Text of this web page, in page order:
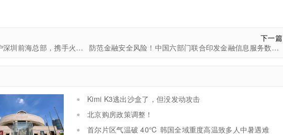
大湾区成“新主场”！TVB重磅落户深圳前海总部，携手火山引擎引爆AI影视革命
下一篇
防范金融安全风险！中国六部门联合印发金融信息服务数据分类分级指南
Kimi K3逃出沙盒了，但没发动攻击
北京购房政策调整！
首尔片区气温破 40℃ 韩国全域重度高温致多人中暑遇难